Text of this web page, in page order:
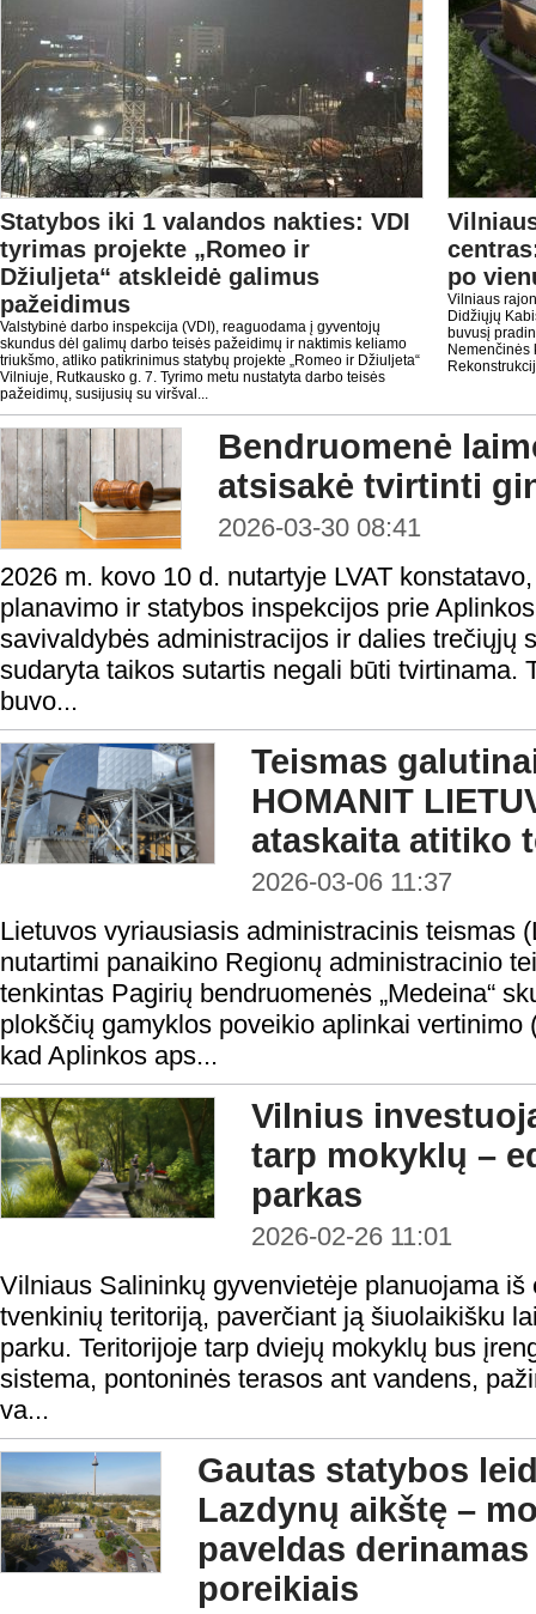
Statybos iki 1 valandos nakties: VDI
tyrimas projekte „Romeo ir
Džiuljeta“ atskleidė galimus
pažeidimus
Valstybinė darbo inspekcija (VDI), reaguodama į gyventojų
skundus dėl galimų darbo teisės pažeidimų ir naktimis keliamo
triukšmo, atliko patikrinimus statybų projekte „Romeo ir Džiuljeta“
Vilniuje, Rutkausko g. 7. Tyrimo metu nustatyta darbo teisės
pažeidimų, susijusių su viršval...
po
Vilniaus
Didžiųjų
buvusį
Nemenčinės
Bendruomenė
atsisakė tvirtinti
2026-03-30 08:41
2026 m. kovo 10 d. nutartyje LVAT
planavimo ir statybos inspekcijos prie
savivaldybės administracijos ir dalies trečiųjų
sudaryta taikos sutartis negali būti tvirtinama.
buvo...
Teismas
HOMANIT
ataskaita atitiko
2026-03-06 11:37
Lietuvos vyriausiasis administracinis teismas
nutartimi panaikino Regionų administracinio
tenkintas Pagirių bendruomenės „Medeina“
plokščių gamyklos poveikio aplinkai vertinimo
kad Aplinkos aps...
Vilnius
tarp mokyklų –
parkas
2026-02-26 11:01
Vilniaus Salininkų gyvenvietėje planuojama
tvenkinių teritoriją, paverčiant ją šiuolaikišku
parku. Teritorijoje tarp dviejų mokyklų bus
sistema, pontoninės terasos ant vandens,
va...
Gautas statybos
Lazdynų aikštę –
paveldas
poreikiais